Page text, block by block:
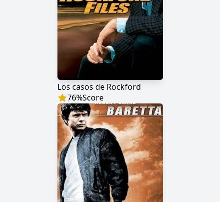
Los casos de Rockford
76%Score